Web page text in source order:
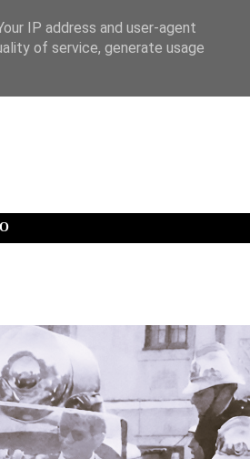
IP address and user-agent
of service, generate usage